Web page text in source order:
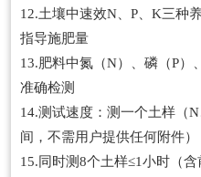
12.土壤中速效N、P、K三种
指导施肥量
13.肥料中氮（N）、磷（P）
准确检测
14.测试速度：测一个土样（
间，不需用户提供任何附件）
15.同时测8个土样≤1小时（含